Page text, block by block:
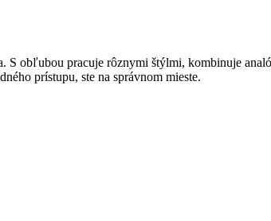
obľubou pracuje rôznymi štýlmi, kombinuje
prístupu, ste na správnom mieste.